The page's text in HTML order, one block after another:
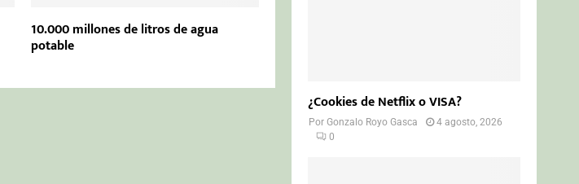
10.000 millones de litros de agua
potable
¿Cookies de Netflix o VISA?
PorGonzalo Royo Gasca
4 agosto, 2026
0